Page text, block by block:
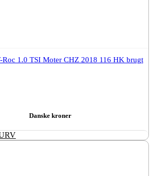
Roc 1.0 TSI Moter CHZ 2018 116 HK brugt
Danske kroner